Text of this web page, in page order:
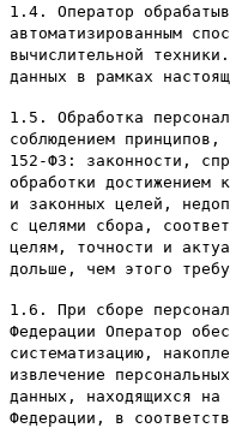
1.4. Оператор
автоматизированным
вычислительной
данных в рамках
1.5. Обработка
соблюдением
152-ФЗ: законности,
обработки достижением
и законных целей,
с целями сбора,
целям, точности и
дольше, чем этого
1.6. При сборе
Федерации Оператор
систематизацию,
извлечение
данных, находящихся на
Федерации, в